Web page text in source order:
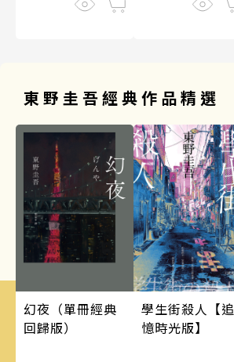
東野圭吾經典作品精選
幻夜（單冊經典
回歸版）
學生街殺人【追
憶時光版】